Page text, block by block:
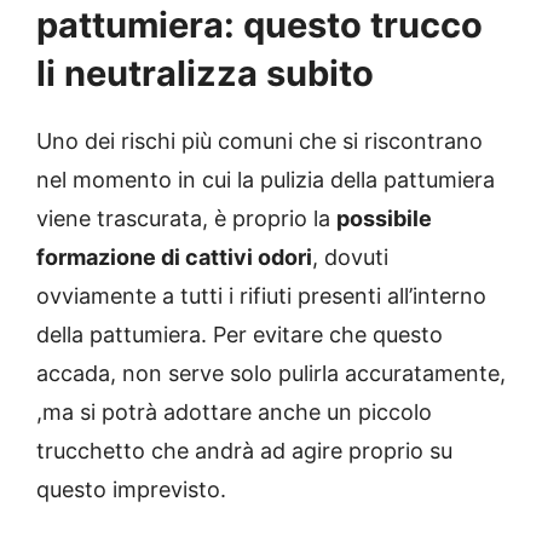
pattumiera: questo trucco
li neutralizza subito
Uno dei rischi più comuni che si riscontrano
nel momento in cui la pulizia della pattumiera
viene trascurata, è proprio la possibile
formazione di cattivi odori, dovuti
ovviamente a tutti i rifiuti presenti all’interno
della pattumiera. Per evitare che questo
accada, non serve solo pulirla accuratamente,
,ma si potrà adottare anche un piccolo
trucchetto che andrà ad agire proprio su
questo imprevisto.